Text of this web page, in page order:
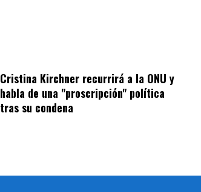
Cristina Kirchner recurrirá a la ONU y
habla de una "proscripción" política
tras su condena